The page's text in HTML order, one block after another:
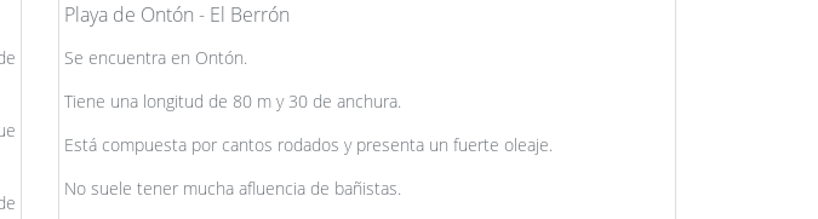
Playa de Ontón - El Berrón
Se encuentra en Ontón.
Tiene una longitud de 80 m y 30 de anchura.
Está compuesta por cantos rodados y presenta un fuerte oleaje.
No suele tener mucha afluencia de bañistas.